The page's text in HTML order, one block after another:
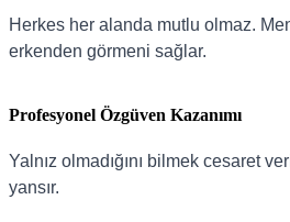
Herkes her alanda mutlu olmaz.
erkenden görmeni sağlar.
Profesyonel Özgüven Kazanımı
Yalnız olmadığını bilmek cesaret
yansır.